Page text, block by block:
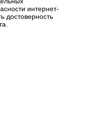
интернет-
достоверность